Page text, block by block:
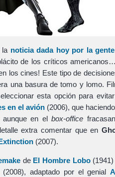
la noticia dada hoy por la
de los críticos
los cines! Este tipo de
una basura de tomo y lomo.
esta opción para
en el avión (2006), que
aunque en elbox-office
extra comentar que en
(2007).
de El Hombre Lobo(1941)
(2008), adaptado por el genial